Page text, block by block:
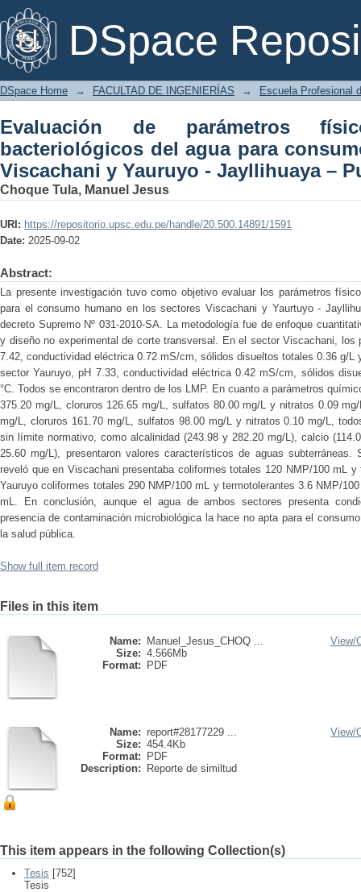
DSpace
Evaluación de parámetros
consumo humano, sectores
DSpace Home → FACULTAD DE INGENIERÍAS → Escuela Profesional
Evaluación de parámetros
bacteriológicos del agua para
Viscachani y Yauruyo - Jayllihuaya –
Choque Tula, Manuel Jesus
URI: https://repositorio.upsc.edu.pe/handle/20.500.14891/1591
Date: 2025-09-02
Abstract:
La presente investigación tuvo como objetivo evaluar los parámetros
para el consumo humano en los sectores Viscachani y Yaurtuyo -
decreto Supremo Nº 031-2010-SA. La metodología fue de enfoque
y diseño no experimental de corte transversal. En el sector Viscachani, los
7.42, conductividad eléctrica 0.72 mS/cm, sólidos disueltos totales 0.36 g/L
sector Yauruyo, pH 7.33, conductividad eléctrica 0.42 mS/cm, sólidos
°C. Todos se encontraron dentro de los LMP. En cuanto a parámetros
375.20 mg/L, cloruros 126.65 mg/L, sulfatos 80.00 mg/L y nitratos 0.09
mg/L, cloruros 161.70 mg/L, sulfatos 98.00 mg/L y nitratos 0.10 mg/L,
sin límite normativo, como alcalinidad (243.98 y 282.20 mg/L), calcio
25.60 mg/L), presentaron valores característicos de aguas subterráneas.
reveló que en Viscachani presentaba coliformes totales 120 NMP/100 mL
Yauruyo coliformes totales 290 NMP/100 mL y termotolerantes 3.6 NMP/
mL. En conclusión, aunque el agua de ambos sectores presenta
presencia de contaminación microbiológica la hace no apta para el
la salud pública.
Show full item record
Files in this item
Name:
Manuel_Jesus_CHOQ ...
Size: 4.566Mb
Format:
PDF
View/
Name: report#28177229 ...
Size: 454.4Kb
Format:
PDF
Description:
Reporte de similtud
View/
This item appears in the following Collection(s)
Tesis [752]
Tesis